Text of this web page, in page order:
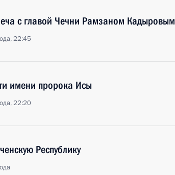
с главой Чечни Рамзаном Кадыровым
22:45
имени пророка Исы
22:20
Республику